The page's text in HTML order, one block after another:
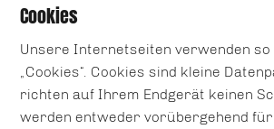
Cookies
Unsere Internetseiten verwenden so
„Cookies“. Cookies sind kleine
richten auf Ihrem Endgerät keinen
werden entweder vorübergehend